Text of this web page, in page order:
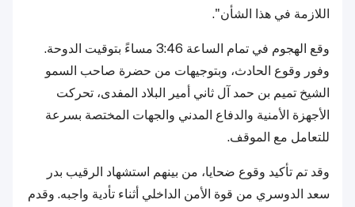
اللازمة في هذا الشأن".
وقع الهجوم في تمام الساعة 3:46 مساءً بتوقيت الدوحة.
وفور وقوع الحادث، وبتوجيهات من حضرة صاحب السمو
الشيخ تميم بن حمد آل ثاني أمير البلاد المفدى، تحركت
الأجهزة الأمنية والدفاع المدني والجهات المختصة بسرعة
للتعامل مع الموقف.
وقد تم تأكيد وقوع ضحايا، من بينهم استشهاد الرقيب بدر
سعد الدوسري من قوة الأمن الداخلي أثناء تأدية واجبه. وقدم